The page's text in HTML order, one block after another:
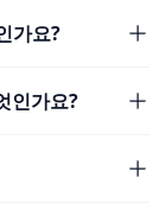
가요?
인가요?